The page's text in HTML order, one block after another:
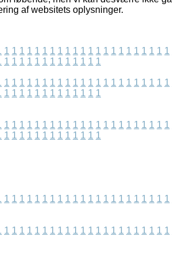
af websitets oplysninger.
1 1 1 1 1 1 1 1 1 1 1 1 1 1 1 1 1 1 1 1 1 1
1 1 1 1 1 1 1 1 1 1 1 1 1
1 1 1 1 1 1 1 1 1 1 1 1 1 1 1 1 1 1 1 1 1 1
1 1 1 1 1 1 1 1 1 1 1 1 1
1 1 1 1 1 1 1 1 1 1 1 1 1 1 1 1 1 1 1 1 1 1
1 1 1 1 1 1 1 1 1 1 1 1 1
1 1 1 1 1 1 1 1 1 1 1 1 1 1 1 1 1 1 1 1 1 1
1 1 1 1 1 1 1 1 1 1 1 1 1 1 1 1 1 1 1 1 1 1